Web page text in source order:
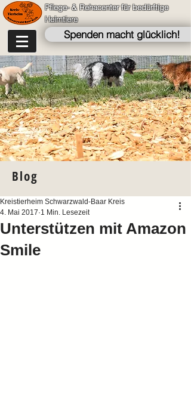
Pflege- & Rehacenter für bedürftige
Heimtiere
Spenden macht glücklich!
Blog
Unterstützen mit Amazon
Smile
Kreistierheim Schwarzwald-Baar Kreis
4. Mai 2017 1 Min. Lesezeit